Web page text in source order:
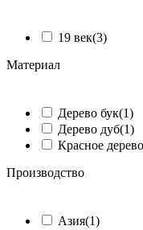
19 век(3)
Материал
Дерево бук(1)
Дерево дуб(1)
Красное дерево
Производство
Азия(1)